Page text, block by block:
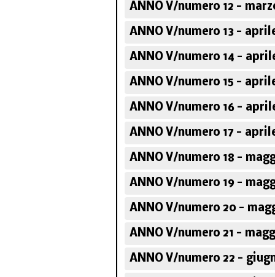
ANNO V/numero 12 -
ANNO V/numero 13 -
ANNO V/numero 14 -
ANNO V/numero 15 -
ANNO V/numero 16 -
ANNO V/numero 17 -
ANNO V/numero 18 -
ANNO V/numero 19 -
ANNO V/numero 20 -
ANNO V/numero 21 -
ANNO V/numero 22 -